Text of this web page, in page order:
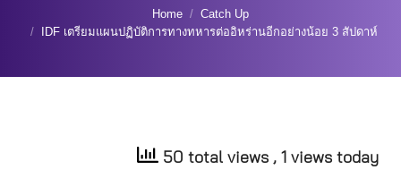
Home
Catch Up
IDF เตรียมแผนปฏิบัติการทางทหารต่ออิหร่านอีกอย่างน้อย 3 สัปดาห์
50 total views , 1 views today